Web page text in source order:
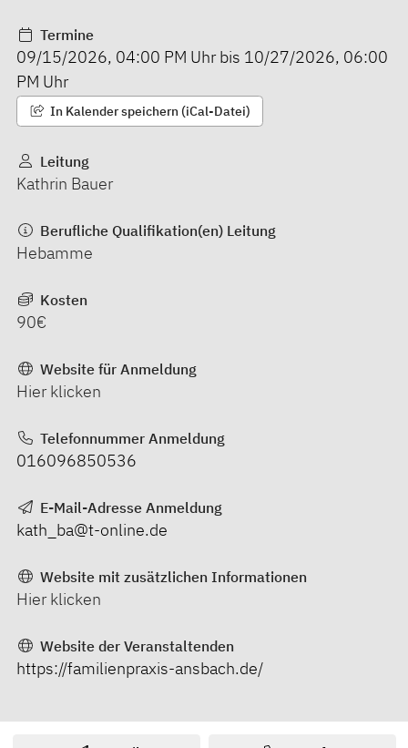
Termine
09/15/2026, 04:00 PM Uhr bis 10/27/2026, 06:00
PM Uhr
In Kalender speichern (iCal-Datei)
Leitung
Kathrin Bauer
Berufliche Qualifikation(en) Leitung
Hebamme
Kosten
90€
Website für Anmeldung
Hier klicken
Telefonnummer Anmeldung
016096850536
E-Mail-Adresse Anmeldung
kath_ba@t-online.de
Website mit zusätzlichen Informationen
Hier klicken
Website der Veranstaltenden
https://familienpraxis-ansbach.de/